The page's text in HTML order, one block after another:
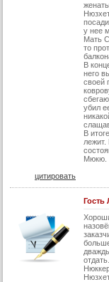
у нее
Мать
то
В
него
своей
убил
В
лежит.
Мюкю.
цитировать